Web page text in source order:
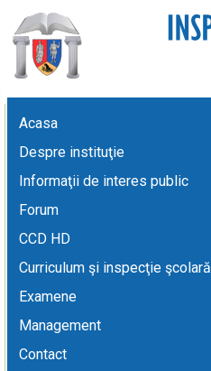
Acasa
Despre instituţie
Informaţii de interes public
Forum
CCD HD
Curriculum şi inspecţie şcolară
Examene
Management
Contact